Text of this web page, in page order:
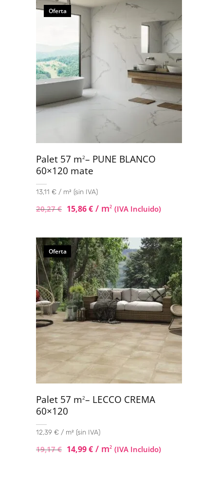
Oferta
Palet 57 m2– PUNE BLANCO
60×120 mate
13,11 € / m² (sin IVA)
20,27€ 15,86€ / m2 (IVA Incluido)
Oferta
Palet 57 m2– LECCO CREMA
60×120
12,39 € / m² (sin IVA)
19,17€ 14,99€ / m2 (IVA Incluido)